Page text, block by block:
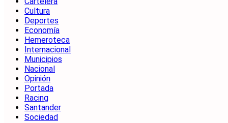
Cultura
Deportes
Economía
Hemeroteca
Internacional
Municipios
Nacional
Opinión
Portada
Racing
Santander
Sociedad